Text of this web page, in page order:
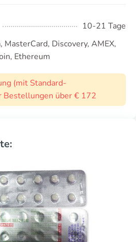
10-21 Tage
MasterCard, Discovery, AMEX,
Ethereum
(mit Standard-
Bestellungen über € 172